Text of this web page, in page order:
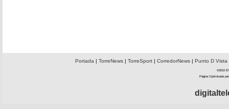
Portada | TorreNews| TorreSport| CorredorNews| Punto D Vista
©2010 El
Página Optimizada